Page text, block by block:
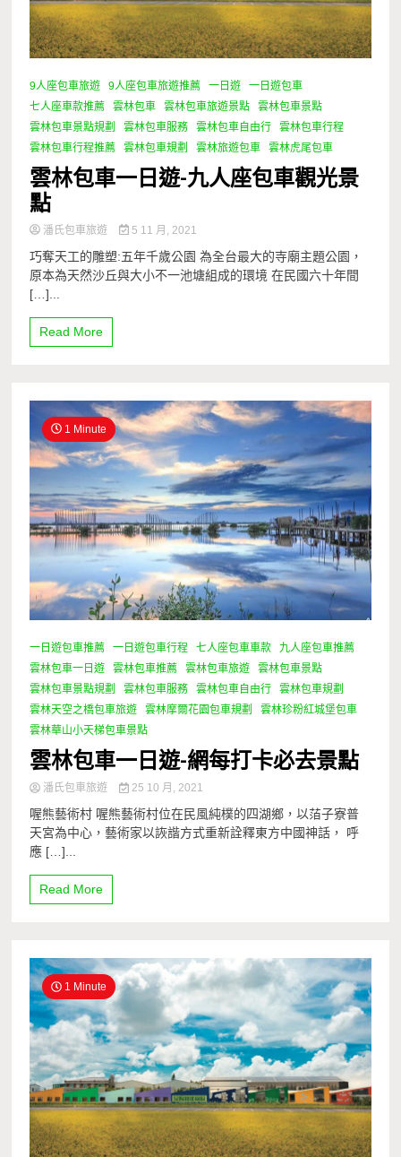
9人座包車旅遊 9人座包車旅遊推薦 一日遊
一日遊包車
七人座車款推薦
雲林包車 雲林包車旅遊景點
雲林包車景點
雲林包車景點規劃
雲林包車服務 雲林包車自由行
雲林包車行程
雲林包車行程推薦
雲林包車規劃 雲林旅遊包車 雲林虎尾包車
雲林包車一日遊-九人座包車觀光景
點
潘氏包車旅遊 5 11 月, 2021
巧奪天工的雕塑:五年千歲公園 為全台最大的寺廟主題公園，
原本為天然沙丘與大小不一池塘組成的環境 在民國六十年間
[…]...
Read More
1 Minute
一日遊包車推薦 一日遊包車行程 七人座包車車款
九人座包車推薦
雲林包車一日遊
雲林包車推薦 雲林包車旅遊
雲林包車景點
雲林包車景點規劃
雲林包車服務 雲林包車自由行
雲林包車規劃
雲林天空之橋包車旅遊
雲林摩爾花園包車規劃
雲林珍粉紅城堡包車
雲林華山小天梯包車景點
雲林包車一日遊-網每打卡必去景點
潘氏包車旅遊 25 10 月, 2021
喔熊藝術村 喔熊藝術村位在民風純樸的四湖鄉，以萡子寮普
天宮為中心，藝術家以詼諧方式重新詮釋東方中國神話， 呼
應 […]...
Read More
1 Minute